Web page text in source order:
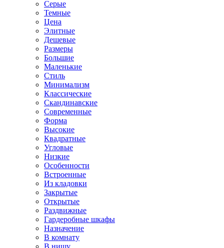
Серые
Темные
Цена
Элитные
Дешевые
Размеры
Большие
Маленькие
Стиль
Минимализм
Классические
Скандинавские
Современные
Форма
Высокие
Квадратные
Угловые
Низкие
Особенности
Встроенные
Из кладовки
Закрытые
Открытые
Раздвижные
Гардеробные шкафы
Назначение
В комнату
В нишу